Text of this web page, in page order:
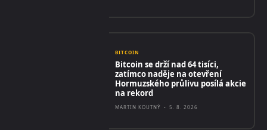
BITCOIN
Bitcoin se drží nad 64 tisíci,
zatímco naděje na otevření
Hormuzského průlivu posílá akcie
na rekord
MARTIN KOUTNÝ - 5. 8. 2026